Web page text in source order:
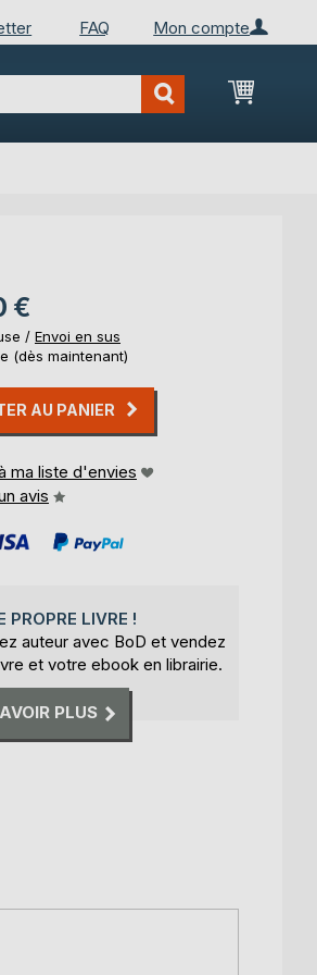
Mon compte
FAQ
Mon
€
/ Envoi en sus
(dès maintenant)
AU PANIER
ma liste d'envies
avis
PROPRE LIVRE !
auteur avec BoD et vendez
et votre ebook en librairie.
PLUS